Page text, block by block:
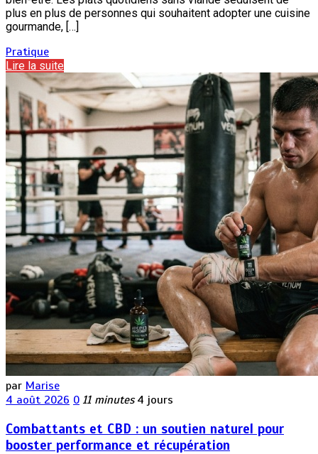
plus en plus de personnes qui souhaitent adopter une cuisine
gourmande, […]
Pratique
Lire la suite
par Marise
4 août 2026 0 11 minutes 4 jours
Combattants et CBD : un soutien naturel pour
booster performance et récupération